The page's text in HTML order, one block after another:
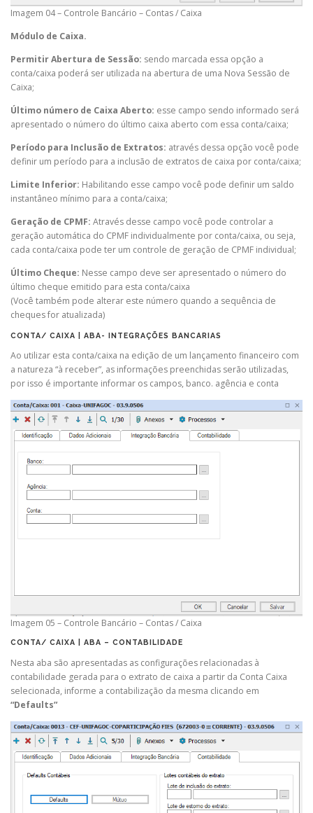
Imagem 04 – Controle Bancário – Contas / Caixa
Módulo de Caixa.
Permitir Abertura de Sessão: sendo marcada essa opção a
conta/caixa poderá ser utilizada na abertura de uma Nova Sessão de
Caixa;
Último número de Caixa Aberto: esse campo sendo informado será
apresentado o número do último caixa aberto com essa conta/caixa;
Período para Inclusão de Extratos: através dessa opção você pode
definir um período para a inclusão de extratos de caixa por conta/caixa;
Limite Inferior: Habilitando esse campo você pode definir um saldo
instantâneo mínimo para a conta/caixa;
Geração de CPMF: Através desse campo você pode controlar a
geração automática do CPMF individualmente por conta/caixa, ou seja,
cada conta/caixa pode ter um controle de geração de CPMF individual;
Último Cheque: Nesse campo deve ser apresentado o número do
último cheque emitido para esta conta/caixa
(Você também pode alterar este número quando a sequência de
cheques for atualizada)
CONTA/ CAIXA | ABA- INTEGRAÇÕES BANCARIAS
Ao utilizar esta conta/caixa na edição de um lançamento financeiro com
a natureza “à receber”, as informações preenchidas serão utilizadas,
por isso é importante informar os campos, banco. agência e conta
Imagem 05 – Controle Bancário – Contas / Caixa
CONTA/ CAIXA | ABA – CONTABILIDADE
Nesta aba são apresentadas as configurações relacionadas à
contabilidade gerada para o extrato de caixa a partir da Conta Caixa
selecionada, informe a contabilização da mesma clicando em
“Defaults”